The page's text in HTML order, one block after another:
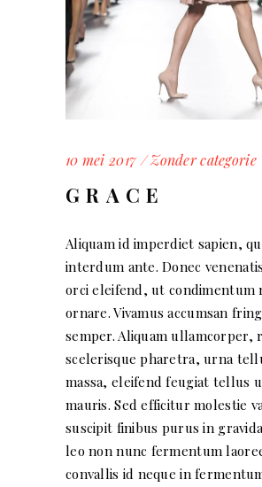
10 mei 2017 Zonder categorie
GRACE
Aliquam id imperdiet sapien,
interdum ante. Donec
orci eleifend, ut condimentum
ornare. Vivamus accumsan
semper. Aliquam ullamcorper,
scelerisque pharetra, urna
massa, eleifend feugiat tellus
mauris. Sed efficitur molestie
suscipit finibus purus in
leo non nunc fermentum
convallis id neque in